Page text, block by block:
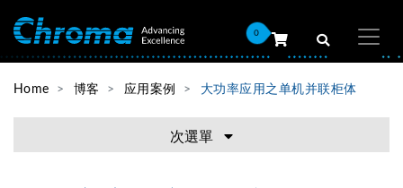
0
Home 博客 应用案例 大功率应用之单机并联柜体
次選單